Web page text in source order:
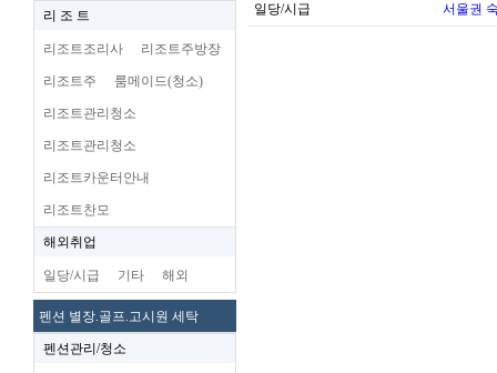
리 조 트
리조트조리사 리조트주방장
리조트주 룸메이드(청소)
리조트관리청소
리조트관리청소
리조트카운터안내
리조트찬모
해외취업
일당/시급 기타 해외
펜션 별장.골프.고시원 세탁
펜션관리/청소
일당/시급 서울권